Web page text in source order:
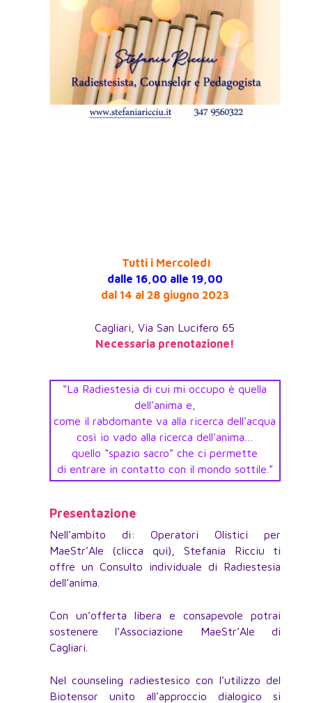
Tutti i Mercoledì
dalle 16,00 alle 19,00
dal 14 al 28 giugno 2023
Cagliari, Via San Lucifero 65
Necessaria prenotazione!
“La Radiestesia di cui mi occupo è quella
dell’anima e,
come il rabdomante va alla ricerca dell’acqua
così io vado alla ricerca dell’anima…
quello “spazio sacro” che ci permette
di entrare in contatto con il mondo sottile.”
Presentazione
Nell’ambito di: Operatori Olistici per
MaeStr’Ale (clicca qui), Stefania Ricciu ti
offre un Consulto individuale di Radiestesia
dell’anima.
Con un’offerta libera e consapevole potrai
sostenere l’Associazione MaeStr’Ale di
Cagliari.
Nel counseling radiestesico con l’utilizzo del
Biotensor unito all’approccio dialogico si